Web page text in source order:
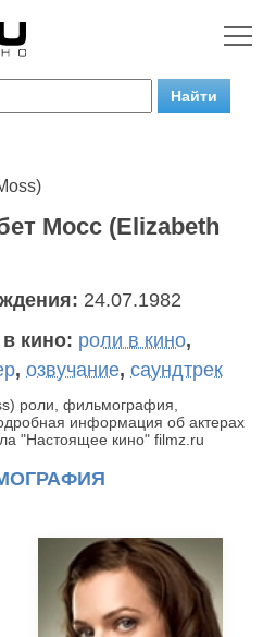
Мосс (Elizabeth
24.07.1982
кино: роли в кино,
, озвучание, саундтрек
роли, фильмография,
информация об актерах
"Настоящее кино" filmz.ru